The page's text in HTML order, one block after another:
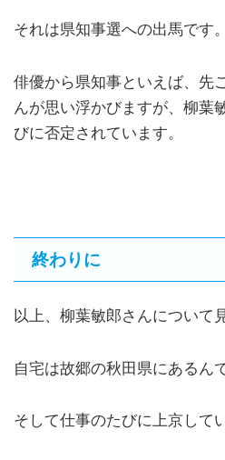
それは県知事選への出馬です。
俳優から県知事といえば、先
んが思い浮かびますが、柳葉
びに否定されています。
終わりに
以上、柳葉敏郎さんについて
自宅は故郷の秋田県にあるん
そして仕事のたびに上京して